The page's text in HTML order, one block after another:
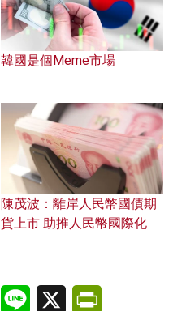
韓國是個Meme市場
陳茂波：離岸人民幣國債期
貨上市 助推人民幣國際化
LinkedInLine X